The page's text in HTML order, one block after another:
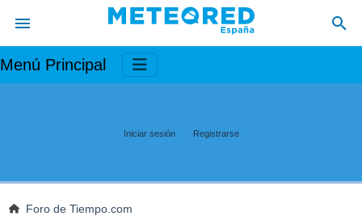
Menú Principal
Iniciar sesión Registrarse
Foro de Tiempo.com